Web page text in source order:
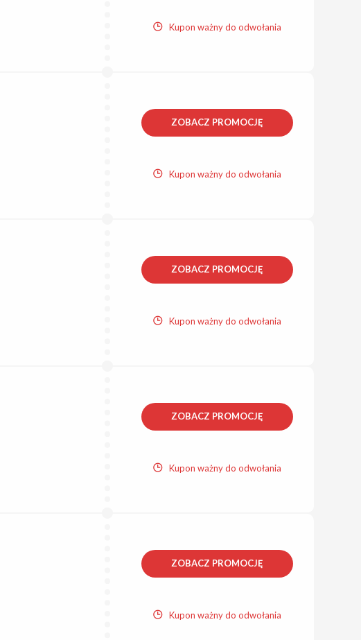
Kupon ważny do odwołania
ZOBACZ PROMOCJĘ
Kupon ważny do odwołania
ZOBACZ PROMOCJĘ
Kupon ważny do odwołania
ZOBACZ PROMOCJĘ
Kupon ważny do odwołania
ZOBACZ PROMOCJĘ
Kupon ważny do odwołania